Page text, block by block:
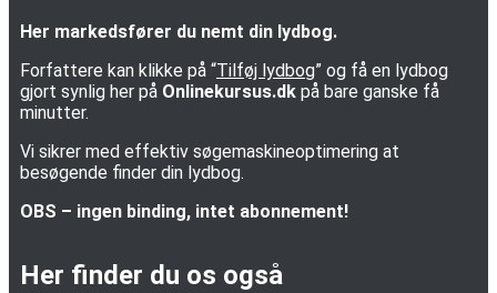
Her markedsfører du nemt din lydbog.
Forfattere kan klikke på “Tilføj lydbog” og få en lydbog
gjort synlig her på Onlinekursus.dk på bare ganske få
minutter.
Vi sikrer med effektiv søgemaskineoptimering at
besøgende finder din lydbog.
OBS – ingen binding, intet abonnement!
Her finder du os også